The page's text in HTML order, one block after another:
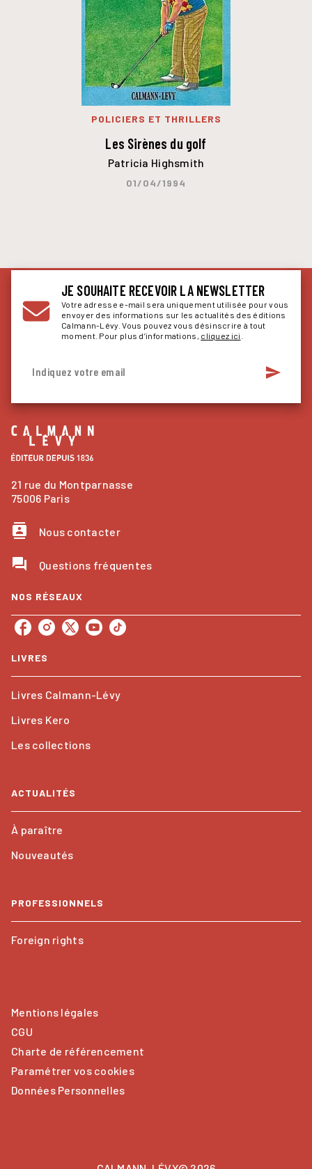
POLICIERS ET THRILLERS
Les Sirènes du golf
Patricia Highsmith
01/04/1994
JE SOUHAITE RECEVOIR LA NEWSLETTER
Votre adresse e-mail sera uniquement utilisée pour vous
envoyer des informations sur les actualités des éditions
Calmann-Lévy. Vous pouvez vous désinscrire à tout
moment. Pour plus d’informations, cliquez ici
Indiquez votre email send
21 rue du Montparnasse
75006 Paris
contacts Nous contacter
question_answer Questions fréquentes
NOS RÉSEAUX
LIVRES
Livres Calmann-Lévy
Livres Kero
Les collections
ACTUALITÉS
À paraître
Nouveautés
PROFESSIONNELS
Foreign rights
Mentions légales
CGU
Charte de référencement
Paramétrer vos cookies
Données Personnelles